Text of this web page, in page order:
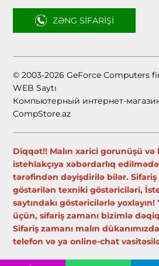
ZƏNG SIFARIŞI
© 2003-2026 GeForce Computers
WEB Saytı
Компьютерный интернет-
CompStore.az
Diqqət!! Malın xarici gorunüşü
istehlakçıya xəbərdarlıq
tərəfindən dəyişdirilə bilər. Sifariş
göstərilən texniki göstəriciləri,
saytındakı göstəricilərlə yoxlayın!
üçün, sifariş zamanı bizimlə
Sifariş zamanı malın
telefon və ya online-chat